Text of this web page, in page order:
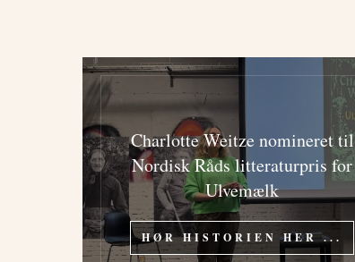
Charlotte Weitze nomineret til
Nordisk Råds litteraturpris for
Ulvemælk
HØR HISTORIEN HER ...